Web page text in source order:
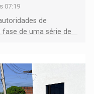
07:19
de
de uma série de